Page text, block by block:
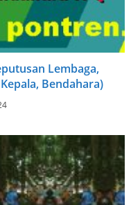
Lembaga,
Bendahara)